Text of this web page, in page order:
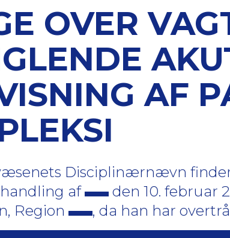
OVER
AF
Disciplinærnævn
af
den 10. februar
Region
, da han har